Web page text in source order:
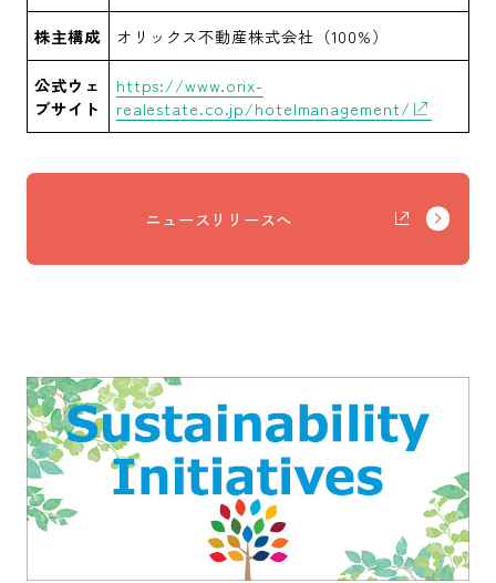
株主構成 オリックス不動産株式会社（100%）
公式ウェ
ブサイト
https://www.orix-
realestate.co.jp/hotelmanagement/
ニュースリリースへ